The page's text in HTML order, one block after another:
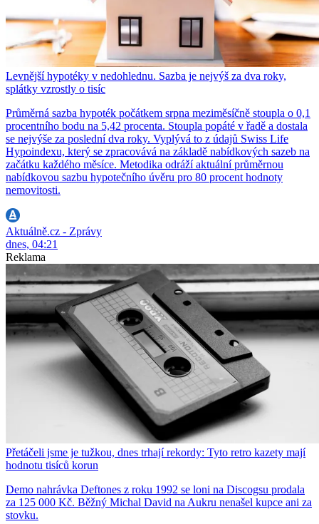
Levnější hypotéky v nedohlednu. Sazba je nejvýš za dva roky,
splátky vzrostly o tisíc
Průměrná sazba hypoték počátkem srpna meziměsíčně stoupla o 0,1
procentního bodu na 5,42 procenta. Stoupla popáté v řadě a dostala
se nejvýše za poslední dva roky. Vyplývá to z údajů Swiss Life
Hypoindexu, který se zpracovává na základě nabídkových sazeb na
začátku každého měsíce. Metodika odráží aktuální průměrnou
nabídkovou sazbu hypotečního úvěru pro 80 procent hodnoty
nemovitosti.
Aktuálně.cz - Zprávy
dnes, 04:21
Reklama
Přetáčeli jsme je tužkou, dnes trhají rekordy: Tyto retro kazety mají
hodnotu tisíců korun
Demo nahrávka Deftones z roku 1992 se loni na Discogsu prodala
za 125 000 Kč. Běžný Michal David na Aukru nenašel kupce ani za
stovku.